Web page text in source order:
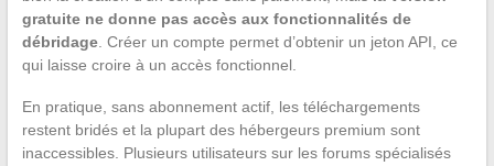
gratuite ne donne pas accès aux fonctionnalités de
débridage. Créer un compte permet d’obtenir un jeton API, ce
qui laisse croire à un accès fonctionnel.
En pratique, sans abonnement actif, les téléchargements
restent bridés et la plupart des hébergeurs premium sont
inaccessibles. Plusieurs utilisateurs sur les forums spécialisés